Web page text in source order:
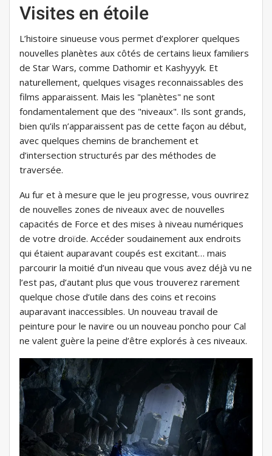
Visites en étoile
L’histoire sinueuse vous permet d’explorer quelques
nouvelles planètes aux côtés de certains lieux familiers
de Star Wars, comme Dathomir et Kashyyyk. Et
naturellement, quelques visages reconnaissables des
films apparaissent. Mais les "planètes" ne sont
fondamentalement que des "niveaux". Ils sont grands,
bien qu’ils n’apparaissent pas de cette façon au début,
avec quelques chemins de branchement et
d’intersection structurés par des méthodes de
traversée.
Au fur et à mesure que le jeu progresse, vous ouvrirez
de nouvelles zones de niveaux avec de nouvelles
capacités de Force et des mises à niveau numériques
de votre droïde. Accéder soudainement aux endroits
qui étaient auparavant coupés est excitant… mais
parcourir la moitié d’un niveau que vous avez déjà vu ne
l’est pas, d’autant plus que vous trouverez rarement
quelque chose d’utile dans des coins et recoins
auparavant inaccessibles. Un nouveau travail de
peinture pour le navire ou un nouveau poncho pour Cal
ne valent guère la peine d’être explorés à ces niveaux.